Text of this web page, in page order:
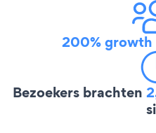
200% growth
Bezoekers brachten